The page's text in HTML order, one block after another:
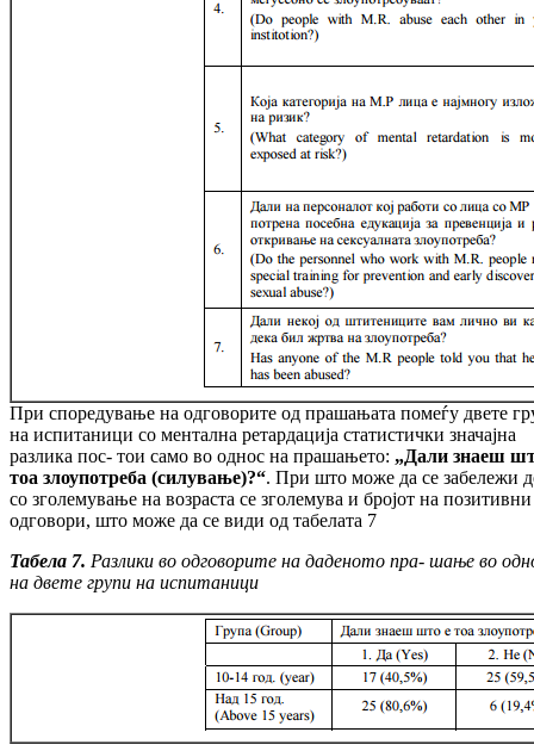
При споредување на одговорите од прашањата помеѓу двете
на испитаници со ментална ретардација статистички значајна
разлика пос- тои само во однос на прашањето: „Дали знаеш
тоа злоупотреба (силување)?“. При што може да се забележи
со зголемување на возраста се зголемува и бројот на позитивни
одговори, што може да се види од табелата 7
Табела 7. Разлики во одговорите на даденото пра- шање во
на двете групи на испитаници